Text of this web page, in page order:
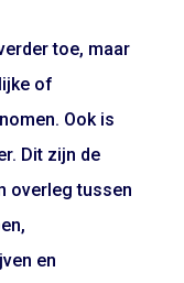
toe, maar
of
Ook is
Dit zijn de
overleg tussen
en